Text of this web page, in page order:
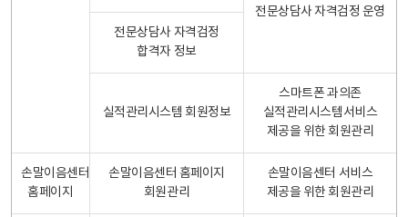
전문상담사 자격검정 운영
전문상담사 자격검정
합격자 정보
실적관리시스템 회원정보
스마트폰 과의존
실적관리시스템서비스
제공을 위한 회원관리
손말이음센터
홈페이지
손말이음센터 홈페이지
회원관리
손말이음센터 서비스
제공을 위한 회원관리